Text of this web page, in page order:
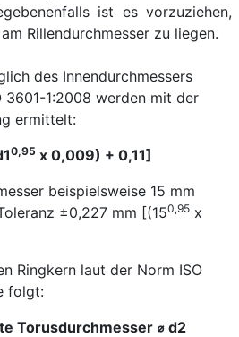
ist es vorzuziehen,
Rillendurchmesser zu liegen.
des Innendurchmessers
3601-1:2008 werden mit der
ermittelt:
0,95 x 0,009) + 0,11]
beispielsweise 15 mm
±0,227 mm [(150,95 x
Ringkern laut der Norm ISO
folgt:
Torusdurchmesser ⌀ d2